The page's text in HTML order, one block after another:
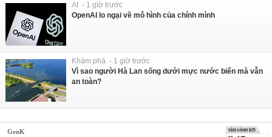
AI - 1 giờ trước
OpenAI lo ngại về mô hình của chính mình
Khám phá - 1 giờ trước
Vì sao người Hà Lan sống dưới mực nước biển mà vẫn
an toàn?
GenK